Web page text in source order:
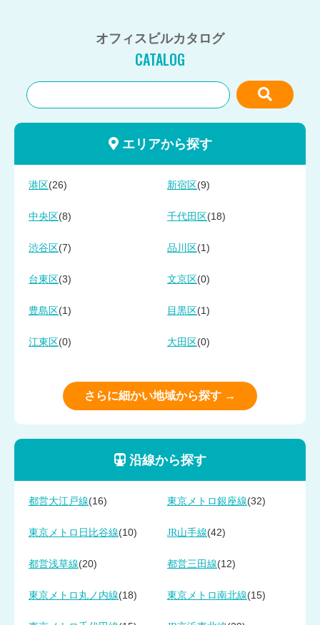
オフィスビルカタログ
CATALOG
エリアから探す
港区 (26) 新宿区 (9)
中央区 (8) 千代田区 (18)
渋谷区 (7) 品川区 (1)
台東区 (3) 文京区 (0)
豊島区 (1) 目黒区 (1)
江東区 (0) 大田区 (0)
さらに細かい地域から探す →
沿線から探す
都営大江戸線(16) 東京メトロ銀座線(32)
東京メトロ日比谷線(10) JR山手線(42)
都営浅草線(20) 都営三田線(12)
東京メトロ丸ノ内線(18) 東京メトロ南北線(15)